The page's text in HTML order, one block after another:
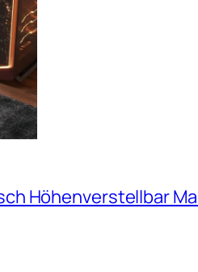
Höhenverstellbar